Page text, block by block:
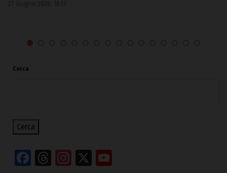
Cerca
Cerca
Facebook
Threads
Instagram
X